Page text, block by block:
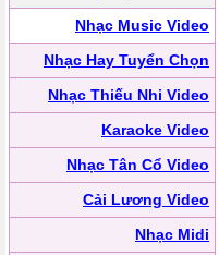
Nhạc Music Video
Nhạc Hay Tuyển Chọn
Nhạc Thiếu Nhi Video
Karaoke Video
Nhạc Tân Cổ Video
Cải Lương Video
Nhạc Midi